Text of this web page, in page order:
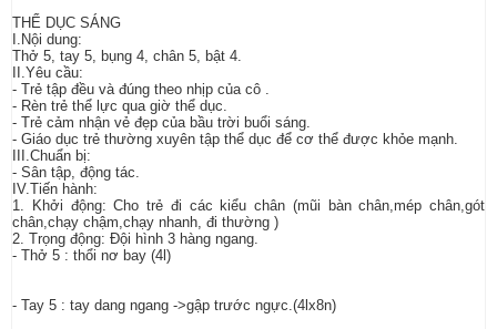
THỂ DỤC SÁNG
I.Nội dung:
Thở 5, tay 5, bụng 4, chân 5, bật 4.
II.Yêu cầu:
- Trẻ tập đều và đúng theo nhịp của cô .
- Rèn trẻ thể lực qua giờ thể dục.
- Trẻ cảm nhận vẻ đẹp của bầu trời buổi sáng.
- Giáo dục trẻ thường xuyên tập thể dục để cơ thể được khỏe mạnh.
III.Chuẩn bị:
- Sân tập, động tác.
IV.Tiến hành:
1. Khởi động: Cho trẻ đi các kiểu chân (mũi bàn chân,mép chân,gót
chân,chạy chậm,chạy nhanh, đi thường )
2. Trọng động: Đội hình 3 hàng ngang.
- Thở 5 : thổi nơ bay (4l)
- Tay 5 : tay dang ngang ->gập trước ngực.(4lx8n)